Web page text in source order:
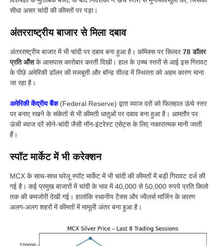
सीधा असर चांदी की कीमतों पर पड़ा।
अंतरराष्ट्रीय बाजार से मिला दबाव
अंतरराष्ट्रीय बाजार में भी चांदी पर दबाव बना हुआ है। कॉमेक्स पर सिल्वर78 डॉलर
प्रति औंसके आसपास कारोबार करती दिखी। हाल के उच्च स्तरों से आई इस गिरावट
के पीछे अमेरिकी डॉलर की मजबूती और बॉन्ड यील्ड में स्थिरता को अहम कारण माना
जा रहा है।
अमेरिकी केंद्रीय बैंक(Federal Reserve) द्वारा ब्याज दरों को फिलहाल ऊंचे स्तर
पर बनाए रखने के संकेतों से भी कीमती धातुओं पर दबाव बना हुआ है। आमतौर पर
ऊंची ब्याज दरें सोने-चांदी जैसी नॉन-इंटरेस्ट एसेट्स के लिए नकारात्मक मानी जाती
हैं।
स्पॉट मार्केट में भी करेक्शन
MCX के साथ-साथ घरेलू स्पॉट मार्केट में भी चांदी की कीमतों में बड़ी गिरावट दर्ज की
गई है। कई प्रमुख बाजारों में चांदी के भाव में 40,000 से 50,000 रुपये प्रति किलो
तक की कमजोरी देखी गई। हालांकि स्थानीय टैक्स और ज्वैलर्स मार्जिन के कारण
अलग-अलग शहरों में कीमतों में मामूली अंतर बना हुआ है।